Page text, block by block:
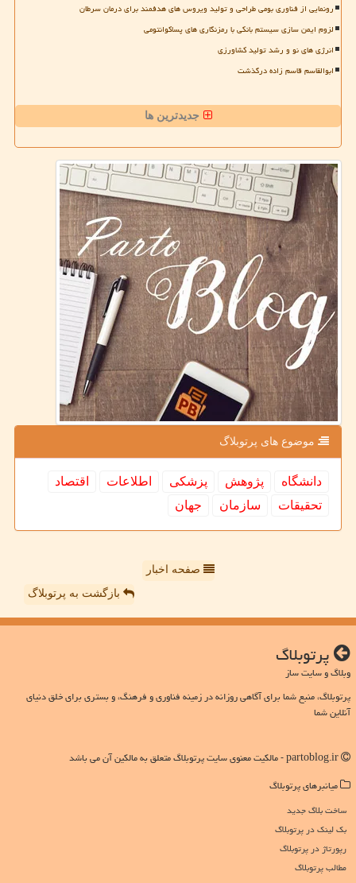
رونمایی از فناوری بومی طراحی و تولید ویروس های هدفمند برای درمان سرطان
لزوم ایمن سازی سیستم بانکی با رمزنگاری های پساکوانتومی
انرژی های نو و رشد تولید کشاورزی
ابوالقاسم قاسم زاده درگذشت
جدیدترین ها
موضوع های پرتوبلاگ
دانشگاه پژوهش پزشكی اطلاعات
اقتصاد
تحقیقات
سازمان جهان
صفحه اخبار
بازگشت به پرتوبلاگ
پرتوبلاگ
وبلاگ و سایت ساز
پرتوبلاگ، منبع شما برای آگاهی روزانه در زمینه فناوری و فرهنگ، و بستری برای خلق دنیای
آنلاین شما
میانبرهای پرتوبلاگ
ساخت بلاگ جدید
بک لینک در پرتوبلاگ
رپورتاژ در پرتوبلاگ
مطالب پرتوبلاگ